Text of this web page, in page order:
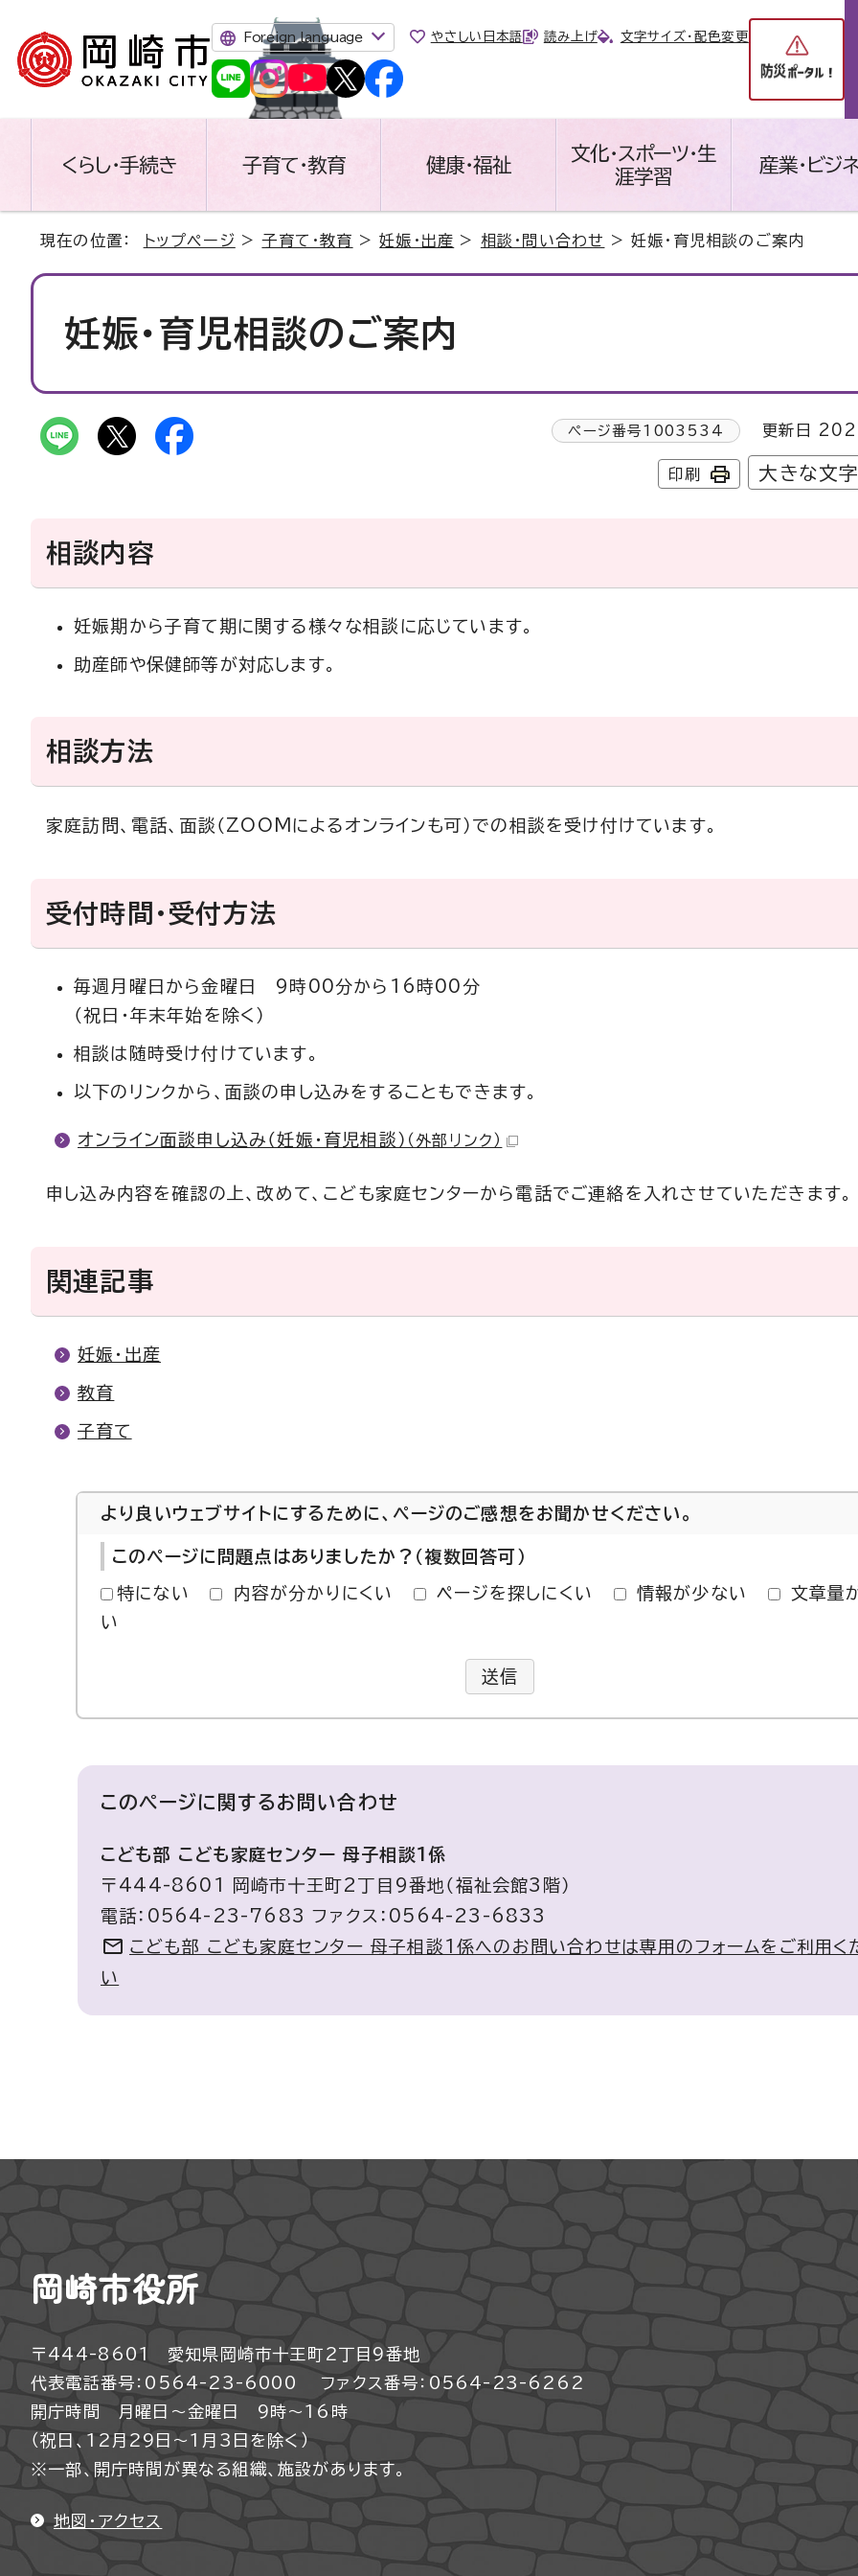
Foreign language やさしい日本語 読み上げ 文字サイズ・配色変更
くらし・手続き 子育て・教育 健康・福祉
文化・スポーツ・生
涯学習
産業・ビジ
現在の位置： トップページ >子育て・教育 >妊娠・出産 > 相談・問い合わせ > 妊娠・育児相談のご案内
妊娠・育児相談のご案内
ページ番号 1003534 更新日
印刷 大きな文
相談内容
妊娠期から子育て期に関する様々な相談に応じています。
助産師や保健師等が対応します。
相談方法
家庭訪問、電話、面談（ZOOMによるオンラインも可）での相談を受け付けています。
受付時間・受付方法
毎週月曜日から金曜日 9時00分から16時00分
（祝日・年末年始を除く）
相談は随時受け付けています。
以下のリンクから、面談の申し込みをすることもできます。
オンライン面談申し込み（妊娠・育児相談） （外部リンク）
申し込み内容を確認の上、改めて、こども家庭センターから電話でご連絡を入れさせていただきます。
関連記事
妊娠・出産
教育
子育て
より良いウェブサイトにするために、ページのご感想をお聞かせください。
このページに問題点はありましたか？（複数回答可）
特にない 内容が分かりにくい ページを探しにくい 情報が少ない
文章量
い
送信
このページに関するお問い合わせ
こども部 こども家庭センター 母子相談1係
〒444-8601 岡崎市十王町2丁目9番地（福祉会館3階）
電話：0564-23-7683 ファクス：0564-23-6833
こども部 こども家庭センター 母子相談1係へのお問い合わせは専用のフォームをご利用く
い
岡崎市役所
〒444-8601 愛知県岡崎市十王町2丁目9番地
代表電話番号：0564-23-6000
ファクス番号：0564-23-6262
開庁時間 月曜日～金曜日 9時～16時
（祝日、12月29日～1月3日を除く）
※一部、開庁時間が異なる組織、施設があります。
地図・アクセス